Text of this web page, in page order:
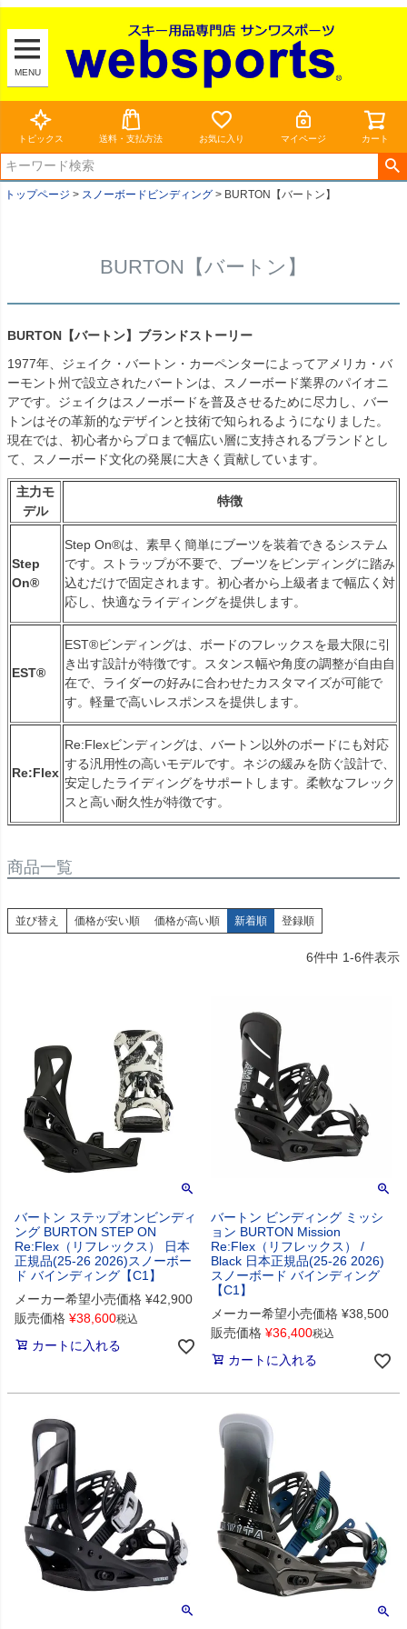
MENU
トピックス 送料・支払方法 お気に入り マイページ カート
トップページ スノーボードビンディング BURTON【バートン】
BURTON【バートン】
BURTON【バートン】ブランドストーリー
1977年、ジェイク・バートン・カーペンターによってアメリカ・バ
ーモント州で設立されたバートンは、スノーボード業界のパイオニ
アです。ジェイクはスノーボードを普及させるために尽力し、バー
トンはその革新的なデザインと技術で知られるようになりました。
現在では、初心者からプロまで幅広い層に支持されるブランドとし
て、スノーボード文化の発展に大きく貢献しています。
主力モ
デル
特徴
Step
On®
Step On®は、素早く簡単にブーツを装着できるシステム
です。ストラップが不要で、ブーツをビンディングに踏み
込むだけで固定されます。初心者から上級者まで幅広く対
応し、快適なライディングを提供します。
EST®
EST®ビンディングは、ボードのフレックスを最大限に引
き出す設計が特徴です。スタンス幅や角度の調整が自由自
在で、ライダーの好みに合わせたカスタマイズが可能で
す。軽量で高いレスポンスを提供します。
Re:Flex
Re:Flexビンディングは、バートン以外のボードにも対応
する汎用性の高いモデルです。ネジの緩みを防ぐ設計で、
安定したライディングをサポートします。柔軟なフレック
スと高い耐久性が特徴です。
商品一覧
並び替え 価格が安い順 価格が高い順 新着順 登録順
6件中 1-6件表示
バートン ステップオンビンディ
ング BURTON STEP ON
Re:Flex（リフレックス） 日本
正規品(25-26 2026)スノーボー
ド バインディング【C1】
メーカー希望小売価格 ¥42,900
販売価格 ¥38,600税込
カートに入れる
バートン ビンディング ミッシ
ョン BURTON Mission
Re:Flex（リフレックス） /
Black 日本正規品(25-26 2026)
スノーボード バインディング
【C1】
メーカー希望小売価格 ¥38,500
販売価格 ¥36,400税込
カートに入れる